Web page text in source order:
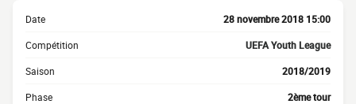
Date 28 novembre 2018 15:00
Compétition UEFA Youth League
Saison 2018/2019
Phase 2ème tour